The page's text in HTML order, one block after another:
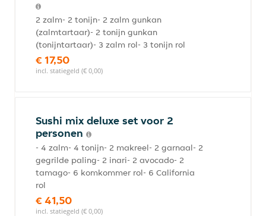
2 zalm- 2 tonijn- 2 zalm gunkan
(zalmtartaar)- 2 tonijn gunkan
(tonijntartaar)- 3 zalm rol- 3 tonijn rol
€ 17,50
incl. statiegeld (€ 0,00)
Sushi mix deluxe set voor 2
personen
- 4 zalm- 4 tonijn- 2 makreel- 2 garnaal- 2
gegrilde paling- 2 inari- 2 avocado- 2
tamago- 6 komkommer rol- 6 California
rol
€ 41,50
incl. statiegeld (€ 0,00)